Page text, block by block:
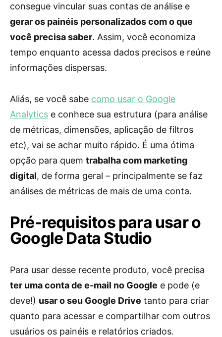
consegue vincular suas contas de análise e
gerar os painéis personalizados com o que
você precisa saber. Assim, você economiza
tempo enquanto acessa dados precisos e reúne
informações dispersas.
Aliás, se você sabe como usar o Google
Analytics e conhece sua estrutura (para análise
de métricas, dimensões, aplicação de filtros
etc), vai se achar muito rápido. É uma ótima
opção para quem trabalha com marketing
digital, de forma geral – principalmente se faz
análises de métricas de mais de uma conta.
Pré-requisitos para usar o
Google Data Studio
Para usar desse recente produto, você precisa
ter uma conta de e-mail no Google e pode (e
deve!) usar o seu Google Drive tanto para criar
quanto para acessar e compartilhar com outros
usuários os painéis e relatórios criados.